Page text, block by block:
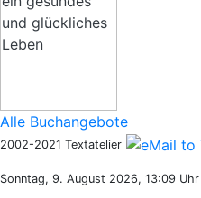
Alle Buchangebote
2002-2021 Textatelier
Sonntag, 9. August 2026, 13:09 Uhr